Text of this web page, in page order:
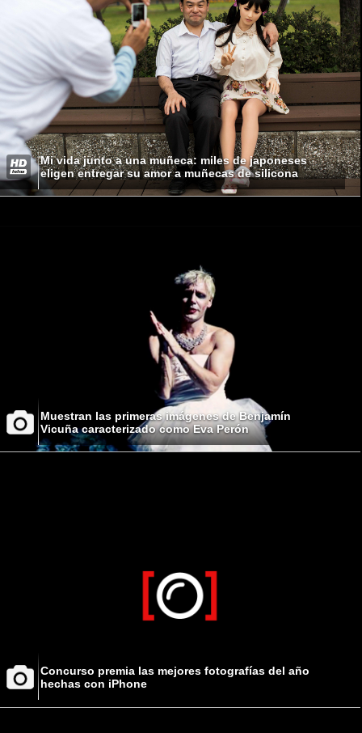
Mi vida junto a una muñeca: miles de japoneses
eligen entregar su amor a muñecas de silicona
Muestran las primeras imágenes de Benjamín
Vicuña caracterizado como Eva Perón
Concurso premia las mejores fotografías del año
hechas con iPhone